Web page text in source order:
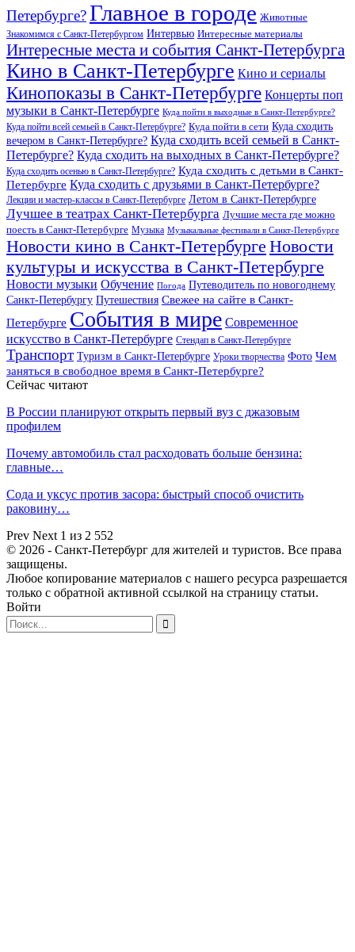
Петербурге?Главное в городе Животные
Знакомимся с Санкт-Петербургом Интервью Интересные материалы
Интересные места и события Санкт-Петербурга
Кино в Санкт-Петербурге Кино и сериалы
Кинопоказы в Санкт-Петербурге Концерты поп
музыки в Санкт-Петербурге Куда пойти в выходные в Санкт-Петербурге?
Куда пойти всей семьей в Санкт-Петербурге? Куда пойти в сети Куда сходить
вечером в Санкт-Петербурге? Куда сходить всей семьей в Санкт-
Петербурге? Куда сходить на выходных в Санкт-Петербурге?
Куда сходить осенью в Санкт-Петербурге? Куда сходить с детьми в Санкт-
Петербурге Куда сходить с друзьями в Санкт-Петербурге?
Лекции и мастер-классы в Санкт-Петербурге Летом в Санкт-Петербурге
Лучшее в театрах Санкт-Петербурга Лучшие места где можно
поесть в Санкт-Петербурге Музыка Музыкальные фестивали в Санкт-Петербурге
Новости кино в Санкт-Петербурге Новости
культуры и искусства в Санкт-Петербурге
Новости музыки Обучение Погода Путеводитель по новогоднему
Санкт-Петербургу Путешествия Свежее на сайте в Санкт-
Петербурге События в мире Современное
искусство в Санкт-Петербурге Стендап в Санкт-Петербурге
Транспорт Туризм в Санкт-Петербурге Уроки творчества Фото Чем
заняться в свободное время в Санкт-Петербурге?
Сейчас читают
В России планируют открыть первый вуз с джазовым
профилем
Почему автомобиль стал расходовать больше бензина:
главные…
Сода и уксус против засора: быстрый способ очистить
раковину…
Prev Next 1 из 2 552
© 2026 - Санкт-Петербург для жителей и туристов. Все права
защищены.
Любое копирование материалов с нашего ресурса разрешается
только с обратной активной ссылкой на страницу статьи.
Войти